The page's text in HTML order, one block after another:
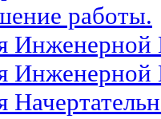
работы.